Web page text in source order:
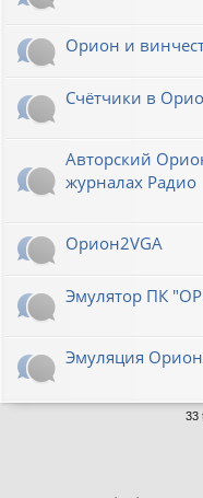
Орион и
Счётчики в
Авторский
журналах Радио
Орион2VGA
Эмулятор ПК
Эмуляция
33